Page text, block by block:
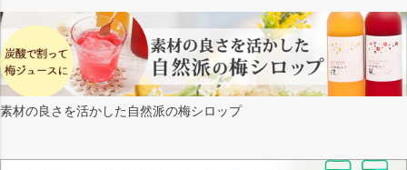
素材の良さを活かした自然派の梅シロップ